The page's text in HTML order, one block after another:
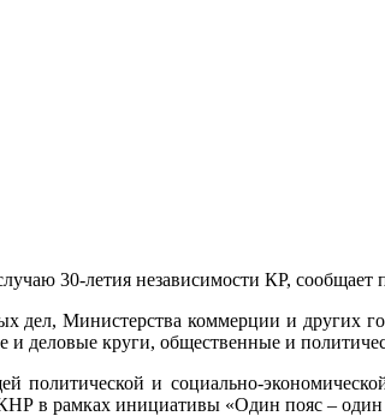
30-летия независимости КР,
дел, Министерства коммерции и других
деловые круги, общественные и
и социально-
в рамках инициативы «Один пояс – один